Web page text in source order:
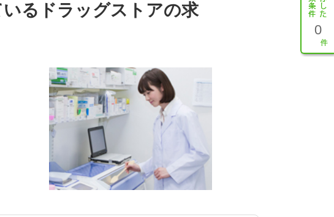
0
いるドラッグストアの求